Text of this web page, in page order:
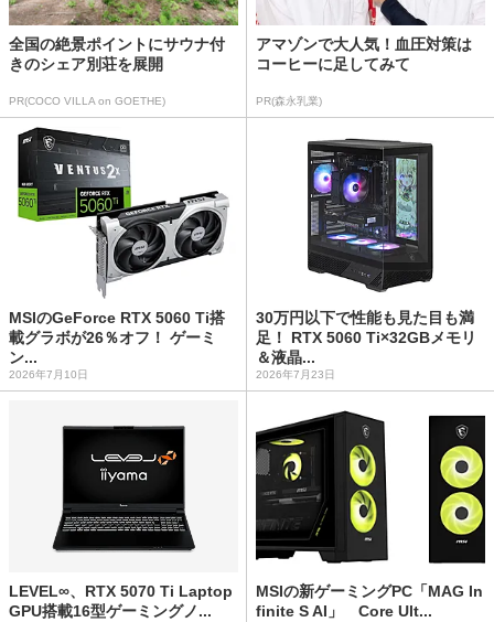
全国の絶景ポイントにサウナ付
きのシェア別荘を展開
PR(COCO VILLA on GOETHE)
アマゾンで大人気！血圧対策は
コーヒーに足してみて
PR(森永乳業)
MSIのGeForce RTX 5060 Ti搭
載グラボが26％オフ！ ゲーミ
ン...
2026年7月10日
30万円以下で性能も見た目も満
足！ RTX 5060 Ti×32GBメモリ
＆液晶...
2026年7月23日
LEVEL∞、RTX 5070 Ti Laptop
GPU搭載16型ゲーミングノ...
MSIの新ゲーミングPC「MAG In
finite S AI」 Core Ult...